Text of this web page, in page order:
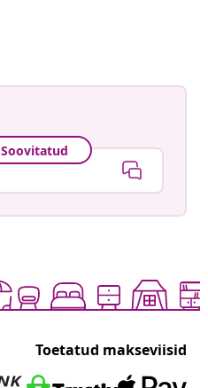
Soovitatud
Toetatud makseviisid